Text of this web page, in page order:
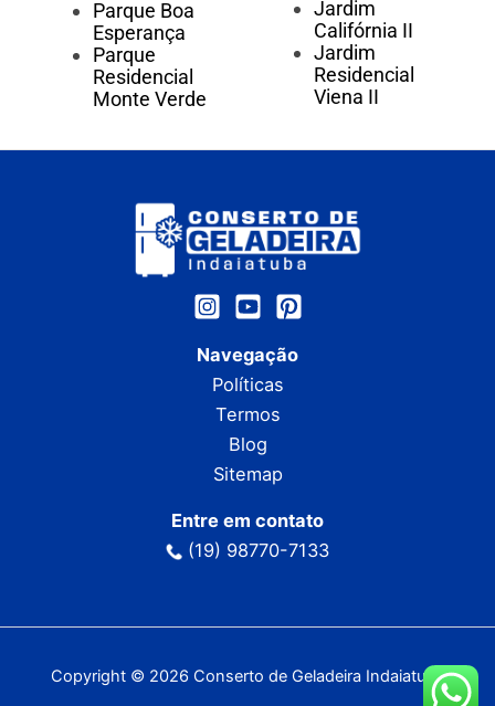
Parque Boa
Esperança
Parque
Residencial
Monte Verde
Jardim
Califórnia II
Jardim
Residencial
Viena II
Navegação
Políticas
Termos
Blog
Sitemap
Entre em contato
(19) 98770-7133
Copyright © 2026 Conserto de Geladeira Indaiatuba